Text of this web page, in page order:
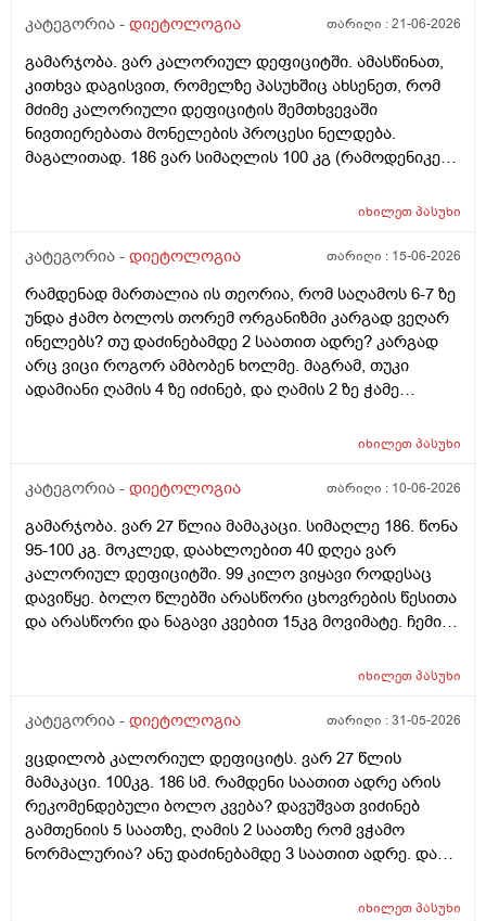
კატეგორია - დიეტოლოგია თარიღი :21-06-2026
გამარჯობა. ვარ კალორიულ დეფიციტში. ამასწინათ,
კითხვა დაგისვით, რომელზე პასუხშიც ახსენეთ, რომ
მძიმე კალორიული დეფიციტის შემთხვევაში
ნივთიერებათა მონელების პროცესი ნელდება.
მაგალითად. 186 ვარ სიმაღლის 100 კგ (რამოდენიკე
სუნთქვით და ძილით ვხარჯავ 1900 კალორიას. დღეს,
რამენაირად უნდა მივიღო 600-700 კალორიაც, რომ
ტკბილეულის, ან რაიმე არაჯანსაღის ხარჯზე რომ
მივუახლოვდე ამ ნიშნულს გამართლებულია? ტორტის
ნაჭერი ან რამე. ხომ არ ავნებს წონის კლებას და
კალორიულ დეფიციტს?
იხილეთპასუხი
კატეგორია - დიეტოლოგია თარიღი : 15-06-2026
რამდენად მართალია ის თეორია, რომ საღამოს 6-7 ზე
უნდა ჭამო ბოლოს თორემ ორგანიზმი კარგად ვეღარ
ინელებს? თუ დაძინებამდე 2 საათით ადრე? კარგად
არც ვიცი როგორ ამბობენ ხოლმე. მაგრამ, თუკი
ადამიანი ღამის 4 ზე იძინებ, და ღამის 2 ზე ჭამე
იხილეთპასუხი
კატეგორია - დიეტოლოგია თარიღი : 10-06-2026
გამარჯობა. ვარ 27 წლია მამაკაცი. სიმაღლე 186. წონა
95-100 კგ. მოკლედ, დაახლოებით 40 დღეა ვარ
კალორიულ დეფიციტში. 99 კილო ვიყავი როდესაც
დავიწყე. ბოლო წლებში არასწორი ცხოვრების წესითა
და არასწორი და ნაგავი კვებით 15კგ მოვიმატე. ჩემი
დღიანი კალორიული დეფიციტის განმავლობაში
აჩვენებს რომ თავიდან 4კგმდე დავიკელი 3 კვირაში,
ვხედავ სხეულზე, რაზეც, სავარაუდოდ მეტყვით, რომ
4კგ არაფერია რომ 186, 100კგ ადამიანმა შეატყოს მის
თავს. კიბატონო. თუმცა, ვერანაირ პროგრესს ვერ
ვხედავ. ამას წინათაც გესაუბრეთ ამის შესახებ. ჩემს
ცხოვრებაში ასეთი დისციპლინა ამ მხრივ არასდროს
ამოვიღე. მხოლოდ ჯანსაღი კალორიული დეფიციტი.
იხილეთპასუხი
კატეგორია - დიეტოლოგია თარიღი :31-05-2026
ვცდილობ კალორიულ დეფიციტს. ვარ 27 წლის
მამაკაცი. 100კგ. 186 სმ. რამდენი საათით ადრე არის
რეკომენდებული ბოლო კვება? დავუშვათ ვიძინებ
გამთენიის 5 საათზე, ღამის 2 საათზე რომ ვჭამო
ნორმალურია? ანუ დაძინებამდე 3 საათით ადრე. და
მაინც ხომ დავიკლებ წონაში ასეთი რიტმით?იხილეთპასუხი